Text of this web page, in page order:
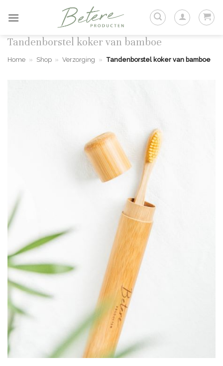
naar
Tandenborstel koker van bamboe
Home » Shop » Verzorging » Tandenborstel koker van bamboe